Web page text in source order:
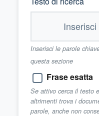
Inserisci le parole
questa sezione
Frase esatta
Se attivo cerca il testo
altrimenti trova i
parole, anche non